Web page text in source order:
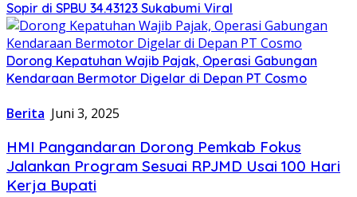
Sopir di SPBU 34.43123 Sukabumi Viral
Dorong Kepatuhan Wajib Pajak, Operasi Gabungan
Kendaraan Bermotor Digelar di Depan PT Cosmo
Berita Juni 3, 2025
HMI Pangandaran Dorong Pemkab Fokus
Jalankan Program Sesuai RPJMD Usai 100 Hari
Kerja Bupati